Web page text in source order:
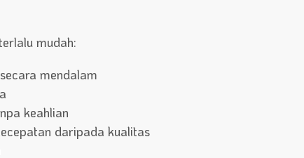
mudah:
mendalam
keahlian
daripada kualitas